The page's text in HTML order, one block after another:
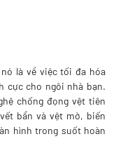
là về việc tối đa hóa
cực cho ngôi nhà bạn.
chống đọng vệt tiên
bẩn và vệt mờ, biến
hình trong suốt hoàn